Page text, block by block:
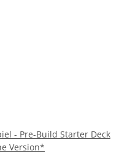
- Pre-Build Starter Deck
Version*